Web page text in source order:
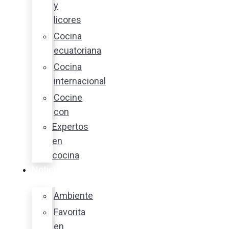
y
licores
Cocina
ecuatoriana
Cocina
internacional
Cocine
con
Expertos
en
cocina
Ambiente
Favorita
en